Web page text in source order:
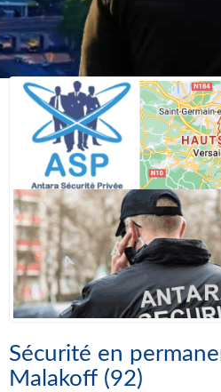
Sécurité en
Malakoff (92)